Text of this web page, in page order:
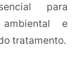
para
e
tratamento.